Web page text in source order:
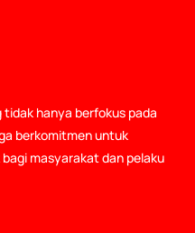
tidak hanya berfokus pada
berkomitmen untuk
masyarakat dan pelaku